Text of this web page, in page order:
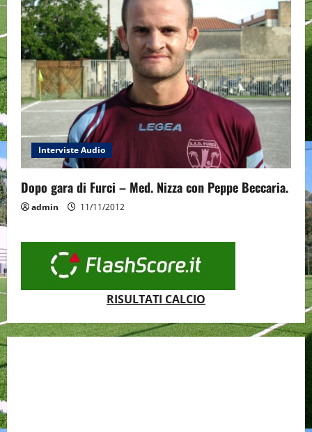
Interviste Audio
Dopo gara di Furci – Med. Nizza con Peppe Beccaria.
admin 11/11/2012
RISULTATI CALCIO